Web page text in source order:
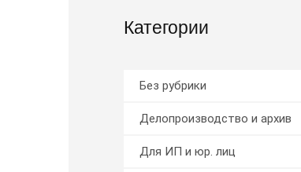
Категории
Без рубрики
Делопроизводство и архив
Для ИП и юр. лиц